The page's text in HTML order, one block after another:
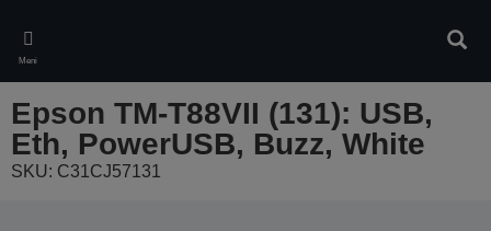
main
content
Meni
Epson TM-T88VII (131): USB,
Eth, PowerUSB, Buzz, White
SKU: C31CJ57131